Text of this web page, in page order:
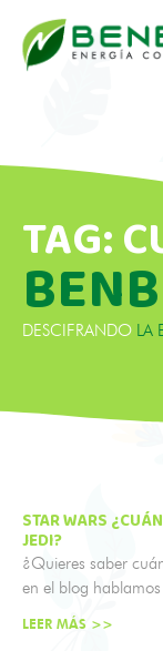
TAG:
DESCIFRANDO LA
STAR WARS
JEDI?
¿Quieres saber
en el blog
LEER MÁS >>